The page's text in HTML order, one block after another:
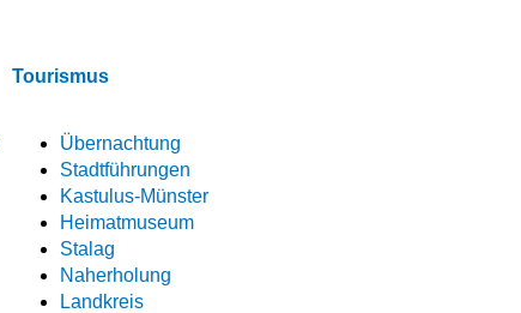
Tourismus
Übernachtung
Stadtführungen
Kastulus-Münster
Heimatmuseum
Stalag
Naherholung
Landkreis